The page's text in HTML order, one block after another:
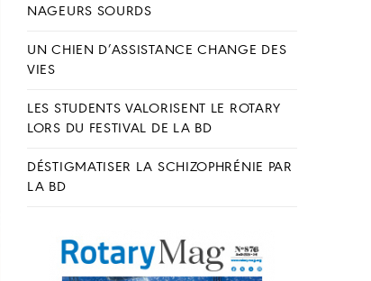
NAGEURS SOURDS
UN CHIEN D’ASSISTANCE CHANGE DES
VIES
LES STUDENTS VALORISENT LE ROTARY
LORS DU FESTIVAL DE LA BD
DÉSTIGMATISER LA SCHIZOPHRÉNIE PAR
LA BD